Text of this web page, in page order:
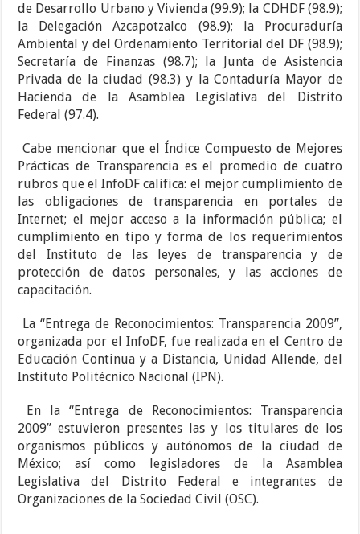
de Desarrollo Urbano y Vivienda (99.9); la CDHDF (98.9);
la Delegación Azcapotzalco (98.9); la Procuraduría
Ambiental y del Ordenamiento Territorial del DF (98.9);
Secretaría de Finanzas (98.7); la Junta de Asistencia
Privada de la ciudad (98.3) y la Contaduría Mayor de
Hacienda de la Asamblea Legislativa del Distrito
Federal (97.4).
Cabe mencionar que el Índice Compuesto de Mejores
Prácticas de Transparencia es el promedio de cuatro
rubros que el InfoDF califica: el mejor cumplimiento de
las obligaciones de transparencia en portales de
Internet; el mejor acceso a la información pública; el
cumplimiento en tipo y forma de los requerimientos
del Instituto de las leyes de transparencia y de
protección de datos personales, y las acciones de
capacitación.
La “Entrega de Reconocimientos: Transparencia 2009”,
organizada por el InfoDF, fue realizada en el Centro de
Educación Continua y a Distancia, Unidad Allende, del
Instituto Politécnico Nacional (IPN).
En la “Entrega de Reconocimientos: Transparencia
2009” estuvieron presentes las y los titulares de los
organismos públicos y autónomos de la ciudad de
México; así como legisladores de la Asamblea
Legislativa del Distrito Federal e integrantes de
Organizaciones de la Sociedad Civil (OSC).